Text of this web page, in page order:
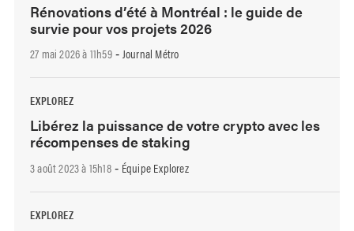
Rénovations d’été à Montréal : le guide de
survie pour vos projets 2026
27 mai 2026 à 11h59- Journal Métro
EXPLOREZ
Libérez la puissance de votre crypto avec les
récompenses de staking
3 août 2023 à 15h18- Équipe Explorez
EXPLOREZ